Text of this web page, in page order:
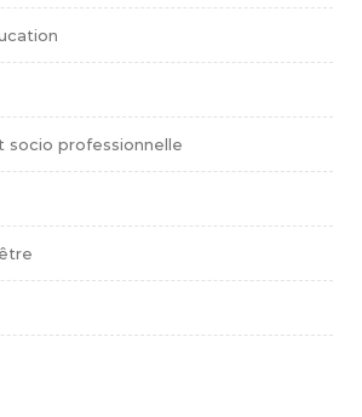
socio professionnelle